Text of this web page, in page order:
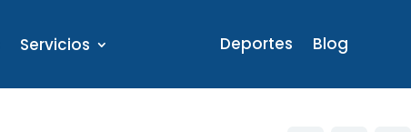
Servicios Deportes Blog